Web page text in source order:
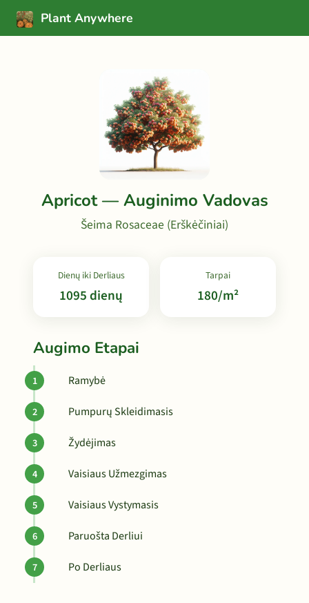
Plant Anywhere
Apricot — Auginimo Vadovas
Šeima Rosaceae (Erškėčiniai)
Dienų iki Derliaus
1095 dienų
Tarpai
180/m²
Augimo Etapai
Ramybė
Pumpurų Skleidimasis
Žydėjimas
Vaisiaus Užmezgimas
Vaisiaus Vystymasis
Paruošta Derliui
Po Derliaus